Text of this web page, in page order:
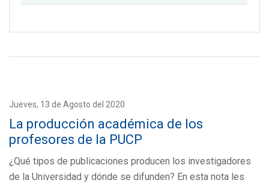
Jueves, 13 de Agosto del 2020
La producción académica de los
profesores de la PUCP
¿Qué tipos de publicaciones producen los investigadores
de la Universidad y dónde se difunden? En esta nota les